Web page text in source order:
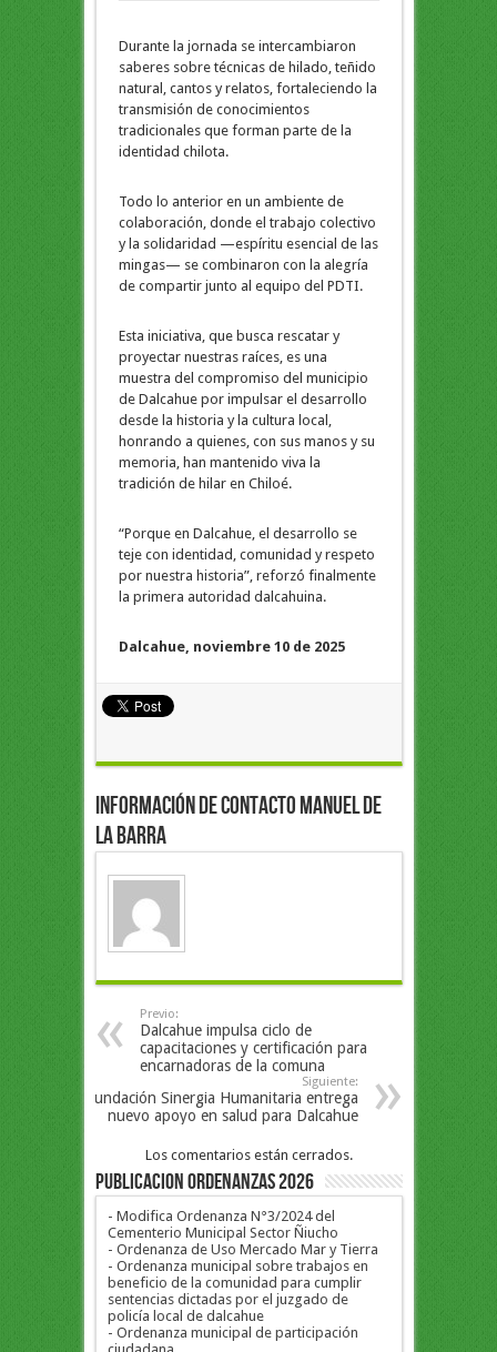
Durante la jornada se intercambiaron
saberes sobre técnicas de hilado, teñido
natural, cantos y relatos, fortaleciendo la
transmisión de conocimientos
tradicionales que forman parte de la
identidad chilota.
Todo lo anterior en un ambiente de
colaboración, donde el trabajo colectivo
y la solidaridad —espíritu esencial de las
mingas— se combinaron con la alegría
de compartir junto al equipo del PDTI.
Esta iniciativa, que busca rescatar y
proyectar nuestras raíces, es una
muestra del compromiso del municipio
de Dalcahue por impulsar el desarrollo
desde la historia y la cultura local,
honrando a quienes, con sus manos y su
memoria, han mantenido viva la
tradición de hilar en Chiloé.
“Porque en Dalcahue, el desarrollo se
teje con identidad, comunidad y respeto
por nuestra historia”, reforzó finalmente
la primera autoridad dalcahuina.
Dalcahue, noviembre 10 de 2025
Información de Contacto Manuel de
la Barra
Previo:
Dalcahue impulsa ciclo de
capacitaciones y certificación para
encarnadoras de la comuna
Siguiente:
Fundación Sinergia Humanitaria entrega
nuevo apoyo en salud para Dalcahue
Los comentarios están cerrados.
PUBLICACION ORDENANZAS 2026
- Modifica Ordenanza N°3/2024 del
Cementerio Municipal Sector Ñiucho
- Ordenanza de Uso Mercado Mar y Tierra
- Ordenanza municipal sobre trabajos en
beneficio de la comunidad para cumplir
sentencias dictadas por el juzgado de
policía local de dalcahue
- Ordenanza municipal de participación